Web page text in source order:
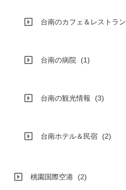
台南のカフェ＆レストラン
台南の病院 (1)
台南の観光情報 (3)
台南ホテル＆民宿 (2)
桃園国際空港 (2)